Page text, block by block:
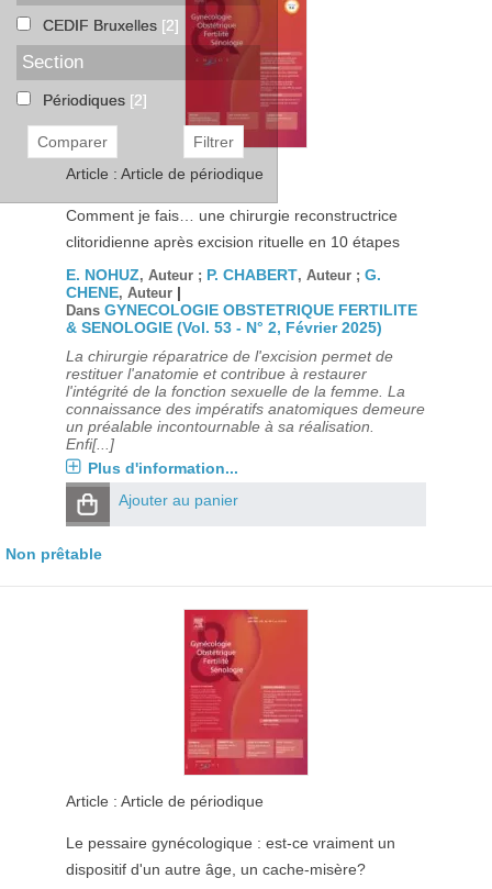
Article : Article de périodique
Comment je fais… une chirurgie reconstructrice
clitoridienne après excision rituelle en 10 étapes
E. NOHUZ, Auteur ; P. CHABERT, Auteur ; G.
CHENE, Auteur |
Dans GYNECOLOGIE OBSTETRIQUE FERTILITE
& SENOLOGIE (Vol. 53 - N° 2, Février 2025)
La chirurgie réparatrice de l'excision permet de
restituer l'anatomie et contribue à restaurer
l'intégrité de la fonction sexuelle de la femme. La
connaissance des impératifs anatomiques demeure
un préalable incontournable à sa réalisation.
Enfi[...]
Plus d'information...
Ajouter au panier
Non prêtable
Article : Article de périodique
Le pessaire gynécologique : est-ce vraiment un
dispositif d'un autre âge, un cache-misère?
CEDIF Bruxelles [2]
Section
Périodiques [2]